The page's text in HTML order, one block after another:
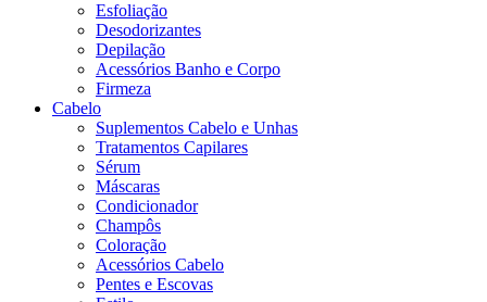
Esfoliação
Desodorizantes
Depilação
Acessórios Banho e Corpo
Firmeza
Cabelo
Suplementos Cabelo e Unhas
Tratamentos Capilares
Sérum
Máscaras
Condicionador
Champôs
Coloração
Acessórios Cabelo
Pentes e Escovas